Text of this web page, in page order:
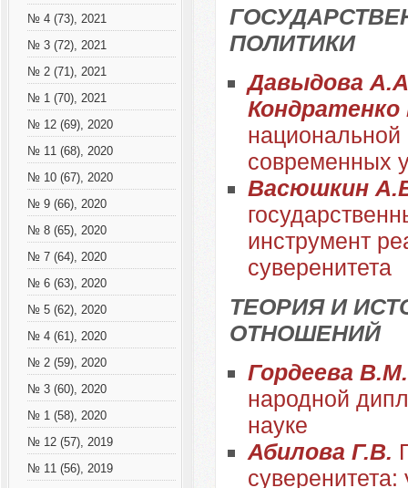
№ 4 (73), 2021
№ 3 (72), 2021
№ 2 (71), 2021
№ 1 (70), 2021
№ 12 (69), 2020
№ 11 (68), 2020
№ 10 (67), 2020
№ 9 (66), 2020
№ 8 (65), 2020
№ 7 (64), 2020
№ 6 (63), 2020
№ 5 (62), 2020
№ 4 (61), 2020
№ 2 (59), 2020
№ 3 (60), 2020
№ 1 (58), 2020
№ 12 (57), 2019
№ 11 (56), 2019
ПОЛИТИКИ
Давыдова
национальной
современных
Васюшкин
инструмент
суверенитета
ТЕОРИЯ И
ОТНОШЕНИЙ
Гордеева
народной
науке
Абилова Г.В.
суверенитета: